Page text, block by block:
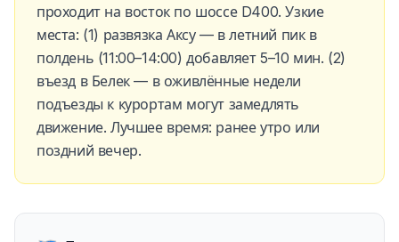
проходит на восток по шоссе D400. Узкие
места: (1) развязка Аксу — в летний пик в
полдень (11:00–14:00) добавляет 5–10 мин. (2)
въезд в Белек — в оживлённые недели
подъезды к курортам могут замедлять
движение. Лучшее время: ранее утро или
поздний вечер.